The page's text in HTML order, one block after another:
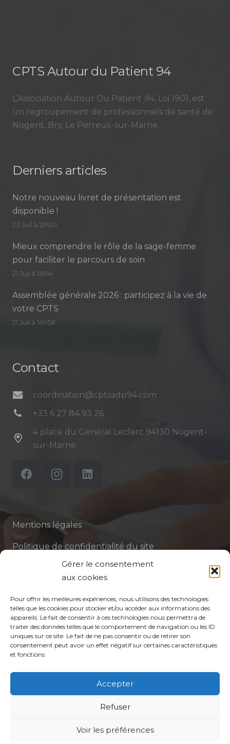
Gérer le consentement
aux cookies
Pour offrir les meilleures expériences, nous utilisons des technologies
telles que les cookies pour stocker et/ou accéder aux informations des
appareils. Le fait de consentir à ces technologies nous permettra de
traiter des données telles que le comportement de navigation ou les ID
uniques sur ce site. Le fait de ne pas consentir ou de retirer son
consentement peut avoir un effet négatif sur certaines caractéristiques
et fonctions.
Accepter
Refuser
Voir les préférences
CPTS Autour du Patient 94
L’Association Autour Du Patient 94, Loi 1901, est
un regroupement de professionnels de santé de
Nogent, Bry, Le Perreux-sur-Marne.
Derniers articles
Notre nouveau livret de présentation est
disponible !
23 Juil à 12h20
Mieux comprendre le rôle de la sage-femme
pour faciliter le parcours de soin
21 Juil à 15h14
Assemblée générale 2026 : participez à la vie de
votre CPTS
21 Juil à 14h58
Contact
coordination@cptsadp94.com
+33 6 27 84 93 26
4 place du Général Leclerc 94130 Nogent-
sur-Marne
Mentions légales
Politique de confidentialité du site
Politique de protection des données de la CPTS
Votre CPTS
Professionnels de santé